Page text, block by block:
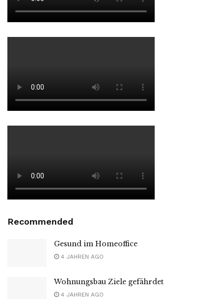
Recommended
Gesund im Homeoffice
4 JAHREN AGO
Wohnungsbau Ziele gefährdet
4 JAHREN AGO